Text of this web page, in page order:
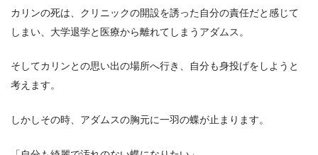
カリンの死は、クリニックの開設を誘った自分の責任だと感じて
しまい、大学退学と医療から離れてしまうアダムス。
そしてカリンとの思い出の場所へ行き、自分も身投げをしようと
考えます。
しかしその時、アダムスの胸元に一羽の蝶が止まります。